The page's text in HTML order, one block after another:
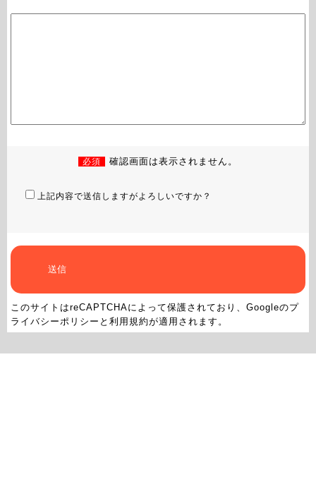
必須 確認画面は表示されません。
上記内容で送信しますがよろしいですか？
このサイトはreCAPTCHAによって保護されており、Googleのプ
ライバシーポリシー と 利用規約が適用されます。